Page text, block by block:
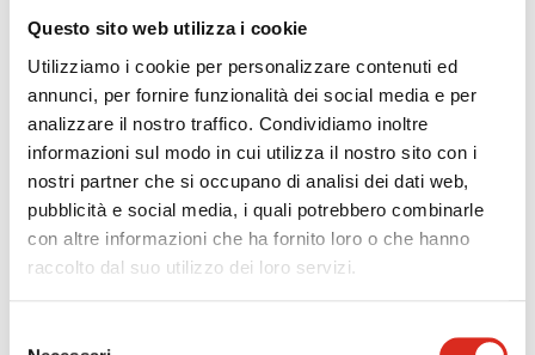
Questo sito web utilizza i cookie
Utilizziamo i cookie per personalizzare contenuti ed
annunci, per fornire funzionalità dei social media e per
analizzare il nostro traffico. Condividiamo inoltre
informazioni sul modo in cui utilizza il nostro sito con i
nostri partner che si occupano di analisi dei dati web,
pubblicità e social media, i quali potrebbero combinarle
con altre informazioni che ha fornito loro o che hanno
raccolto dal suo utilizzo dei loro servizi.
effetti dei fattori di sostenibilità ESG sulla situazione
economica e finanziaria dell’impresa.
NB: Gli impatti finanziari vanno intesi nel contesto di
reporting di sostenibilità e non vanno confusi con quelli
che debbono essere rilevati nel bilancio.
articolato su
6 fasi operative, coerenti agli